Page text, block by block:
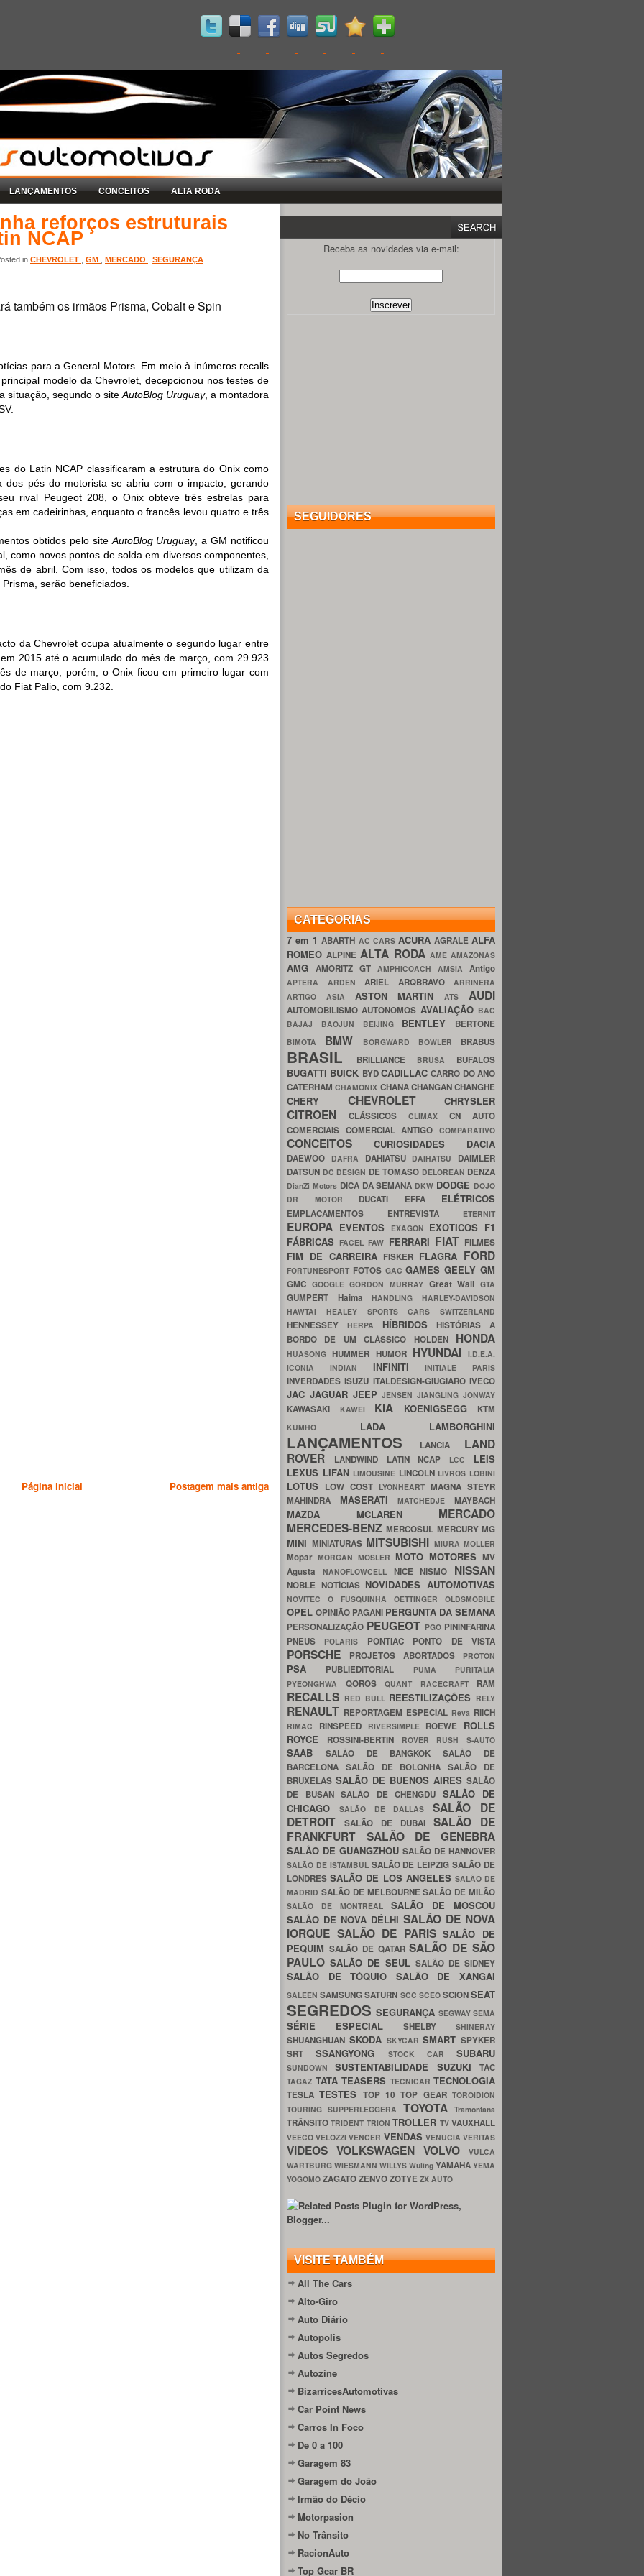
LANÇAMENTOS CONCEITOS ALTA RODA
reforços estruturais
NCAP
in CHEVROLET GM MERCADO SEGURANÇA
também os irmãos Prisma, Cobalt e Spin
para a General Motors. Em meio à inúmeros recalls
modelo da Chevrolet, decepcionou nos testes de
situação, segundo o site AutoBlog Uruguay, a montadora
do Latin NCAP classificaram a estrutura do Onix como
dos pés do motorista se abriu com o impacto, gerando
rival Peugeot 208, o Onix obteve três estrelas para
em cadeirinhas, enquanto o francês levou quatro e três
obtidos pelo site AutoBlog Uruguay, a GM notificou
como novos pontos de solda em diversos componentes,
de abril. Com isso, todos os modelos que utilizam da
serão beneficiados.
da Chevrolet ocupa atualmente o segundo lugar entre
2015 até o acumulado do mês de março, com 29.923
de março, porém, o Onix ficou em primeiro lugar com
Fiat Palio, com 9.232.
Postagem mais antiga
Página inicial
Receba as novidades via e-mail:
SEGUIDORES
CATEGORIAS
7 em 1ABARTH AC CARS ACURA AGRALE ALFA
ROMEOALPINEALTA RODA AME AMAZONAS
AMG AMORITZ GT AMPHICOACH AMSIA Antigo
APTERA ARDEN ARIEL ARQBRAVO ARRINERA
ARTIGO ASIA ASTON MARTINATS AUDI
AUTOMOBILISMOAUTÔNOMOS AVALIAÇÃO BAC
BAJAJ BAOJUN BEIJING BENTLEY BERTONE
BIMOTA BMW BORGWARD BOWLER BRABUS
BRASIL BRILLIANCE BRUSA BUFALOS
BUGATTI BUICK BYDCADILLACCARRO DO ANO
CATERHAMCHAMONIX CHANACHANGANCHANGHE
CHERY CHEVROLET CHRYSLER
CITROEN CLÁSSICOS CLIMAX CN AUTO
COMERCIAIS COMERCIAL ANTIGOCOMPARATIVO
CONCEITOS CURIOSIDADES DACIA
DAEWOO DAFRA DAHIATSU DAIHATSU DAIMLER
DATSUN DC DESIGN DE TOMASO DELOREAN DENZA
DianZi Motors DICA DA SEMANA DKW DODGE DOJO
DR MOTOR DUCATI EFFA ELÉTRICOS
EMPLACAMENTOS ENTREVISTA ETERNIT
EUROPA EVENTOS EXAGON EXOTICOS F1
FÁBRICASFACELFAW FERRARI FIAT FILMES
FIM DE CARREIRA FISKER FLAGRA FORD
FORTUNESPORT FOTOS GACGAMESGEELYGM
GMC GOOGLEGORDON MURRAY Great WallGTA
GUMPERT HaimaHANDLINGHARLEY-DAVIDSON
HAWTAI HEALEY SPORTS CARS SWITZERLAND
HENNESSEY HERPA HÍBRIDOSHISTÓRIAS A
BORDO DE UM CLÁSSICO HOLDEN HONDA
HUASONGHUMMER HUMOR HYUNDAI I.D.E.A.
ICONIA INDIAN INFINITIINITIALE PARIS
INVERDADESISUZU ITALDESIGN-GIUGIAROIVECO
JAC JAGUAR JEEPJENSENJIANGLINGJONWAY
KAWASAKI KAWEI KIA KOENIGSEGG KTM
KUMHO LADA LAMBORGHINI
LANÇAMENTOS LANCIA LAND
ROVER
LANDWIND LATIN NCAP LCC LEIS
LEXUS LIFAN LIMOUSINE LINCOLN LIVROS LOBINI
LOTUS LOW COST LYONHEART MAGNA STEYR
MAHINDRA MASERATIMATCHEDJEMAYBACH
MAZDA MCLAREN MERCADO
MERCEDES-BENZMERCOSUL MERCURYMG
MINI MINIATURAS MITSUBISHI MIURA MOLLER
Mopar MORGAN MOSLER MOTO MOTORES MV
Agusta NANOFLOWCELL NICENISMO NISSAN
NOBLE NOTÍCIAS NOVIDADES AUTOMOTIVAS
NOVITEC O FUSQUINHA OETTINGER OLDSMOBILE
OPEL OPINIÃO PAGANI PERGUNTA DA SEMANA
PERSONALIZAÇÃO PEUGEOT PGO PININFARINA
PNEUS
POLARIS PONTIAC PONTO DE VISTA
PORSCHE PROJETOS ABORTADOS PROTON
PSA PUBLIEDITORIAL PUMA PURITALIA
PYEONGHWA QOROS QUANT RACECRAFT RAM
RECALLS RED BULL REESTILIZAÇÕES RELY
RENAULT REPORTAGEM ESPECIAL Reva RIICH
RIMAC RINSPEED RIVERSIMPLE ROEWE ROLLS
ROYCE
ROSSINI-BERTIN ROVER RUSH S-AUTO
SAAB SALÃO DE BANGKOKSALÃO DE
BARCELONA SALÃO DE BOLONHASALÃO DE
BRUXELAS SALÃO DE BUENOS AIRES SALÃO
DE BUSAN SALÃO DE CHENGDU SALÃO DE
CHICAGO
SALÃO DE DALLASSALÃO DE
DETROIT
SALÃO DE DUBAI SALÃO DE
FRANKFURT SALÃO DE GENEBRA
SALÃO DE GUANGZHOU SALÃO DE HANNOVER
SALÃO DE ISTAMBUL SALÃO DE LEIPZIGSALÃO DE
LONDRESSALÃO DE LOS ANGELES SALÃO DE
MADRID SALÃO DE MELBOURNESALÃO DE MILÃO
SALÃO DE MONTREAL SALÃO DE MOSCOU
SALÃO DE NOVA DÉLHI SALÃO DE NOVA
IORQUE SALÃO DE PARISSALÃO DE
PEQUIM SALÃO DE QATARSALÃO DE SÃO
PAULO SALÃO DE SEUL SALÃO DE SIDNEY
SALÃO DE TÓQUIO SALÃO DE XANGAI
SALEENSAMSUNGSATURN SCC SCEO SCIONSEAT
SEGREDOSSEGURANÇA SEGWAYSEMA
SÉRIE ESPECIAL SHELBY SHINERAY
SHUANGHUAN SKODA SKYCARSMART SPYKER
SRTSSANGYONG STOCK CAR SUBARU
SUNDOWNSUSTENTABILIDADE SUZUKITAC
TAGAZ TATA TEASERS TECNICAR TECNOLOGIA
TESLATESTES TOP 10TOP GEARTOROIDION
TOURING SUPPERLEGGERA TOYOTATramontana
TRÂNSITOTRIDENT TRIONTROLLER TVVAUXHALL
VEECOVELOZZIVENCER VENDAS VENUCIAVERITAS
VIDEOS VOLKSWAGEN VOLVO
VULCA
WARTBURG WIESMANN WILLYS Wuling YAMAHA YEMA
YOGOMO ZAGATOZENVOZOTYE ZX AUTO
VISITE TAMBÉM
All The Cars
Alto-Giro
Auto Diário
Autopolis
Autos Segredos
Autozine
BizarricesAutomotivas
Car Point News
Carros In Foco
De 0 a 100
Garagem 83
Garagem do João
Irmão do Décio
Motorpasion
No Trânsito
RacionAuto
Top Gear BR